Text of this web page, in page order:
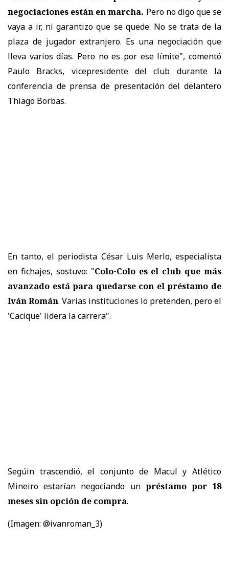
negociaciones están en marcha. Pero no digo que se
vaya a ir, ni garantizo que se quede. No se trata de la
plaza de jugador extranjero. Es una negociación que
lleva varios días. Pero no es por ese límite", comentó
Paulo Bracks, vicepresidente del club durante la
conferencia de prensa de presentación del delantero
Thiago Borbas.
En tanto, el periodista César Luis Merlo, especialista
en fichajes, sostuvo: "Colo-Colo es el club que más
avanzado está para quedarse con el préstamo de
Iván Román. Varias instituciones lo pretenden, pero el
'Cacique' lidera la carrera".
Segúin trascendió, el conjunto de Macul y Atlético
Mineiro estarían negociando un préstamo por 18
meses sin opción de compra.
(Imagen: @ivanroman_3)